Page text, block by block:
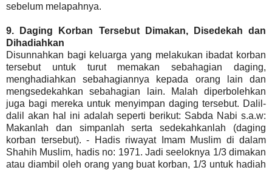
sebelum melapahnya.
9. Daging Korban Tersebut Dimakan, Disedekah dan
Dihadiahkan
Disunnahkan bagi keluarga yang melakukan ibadat korban
tersebut untuk turut memakan sebahagian daging,
menghadiahkan sebahagiannya kepada orang lain dan
mengsedekahkan sebahagian lain. Malah diperbolehkan
juga bagi mereka untuk menyimpan daging tersebut. Dalil-
dalil akan hal ini adalah seperti berikut: Sabda Nabi s.a.w:
Makanlah dan simpanlah serta sedekahkanlah (daging
korban tersebut). - Hadis riwayat Imam Muslim di dalam
Shahih Muslim, hadis no: 1971. Jadi seeloknya 1/3 dimakan
atau diambil oleh orang yang buat korban, 1/3 untuk hadiah